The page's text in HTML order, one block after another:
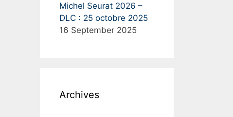
Michel Seurat 2026 –
DLC : 25 octobre 2025
16 September 2025
Archives